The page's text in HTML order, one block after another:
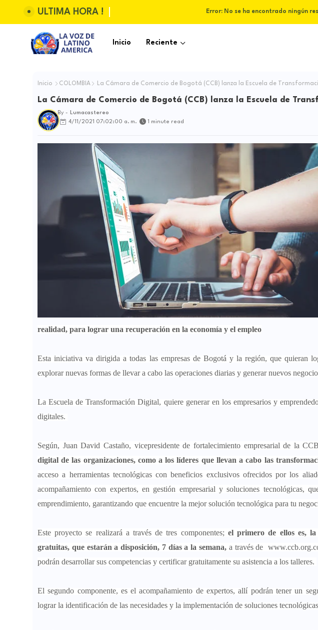
ULTIMA HORA ! Error: No se ha encontrado ningún
Inicio Reciente
Inicio COLOMBIA La Cámara de Comercio de Bogotá (CCB) lanza la Escuela de
La Cámara de Comercio de Bogotá (CCB) lanza la Escuela de
By -
Lumacastereo
4/11/2021 07:02:00 a. m.
1 minute read
realidad, para lograr una recuperación en la economía y el empleo
Esta iniciativa va dirigida a todas las empresas de Bogotá y la región, que quieran
explorar nuevas formas de llevar a cabo las operaciones diarias y generar nuevos
La Escuela de Transformación Digital, quiere generar en los empresarios y
digitales.
Según, Juan David Castaño, vicepresidente de fortalecimiento empresarial de la
digital de las organizaciones, como a los líderes que llevan a cabo las
acceso a herramientas tecnológicas con beneficios exclusivos ofrecidos por los
acompañamiento con expertos, en gestión empresarial y soluciones tecnológicas,
emprendimiento, garantizando que encuentre la mejor solución tecnológica para tu
Este proyecto se realizará a través de tres componentes; el primero de ellos es,
gratuitas, que estarán a disposición, 7 días a la semana, a través de
podrán desarrollar sus competencias y certificar gratuitamente su asistencia a los talleres.
El segundo componente, es el acompañamiento de expertos, allí podrán tener un
lograr la identificación de las necesidades y la implementación de soluciones